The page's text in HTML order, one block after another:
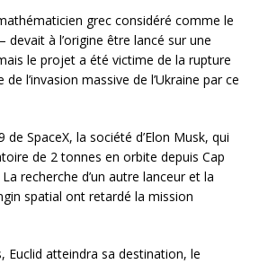
grec considéré comme le
devait à l’origine être lancé sur une
le projet a été victime de la rupture
l’invasion massive de l’Ukraine par ce
de SpaceX, la société d’Elon Musk, qui
de 2 tonnes en orbite depuis Cap
recherche d’un autre lanceur et la
spatial ont retardé la mission
Euclid atteindra sa destination, le